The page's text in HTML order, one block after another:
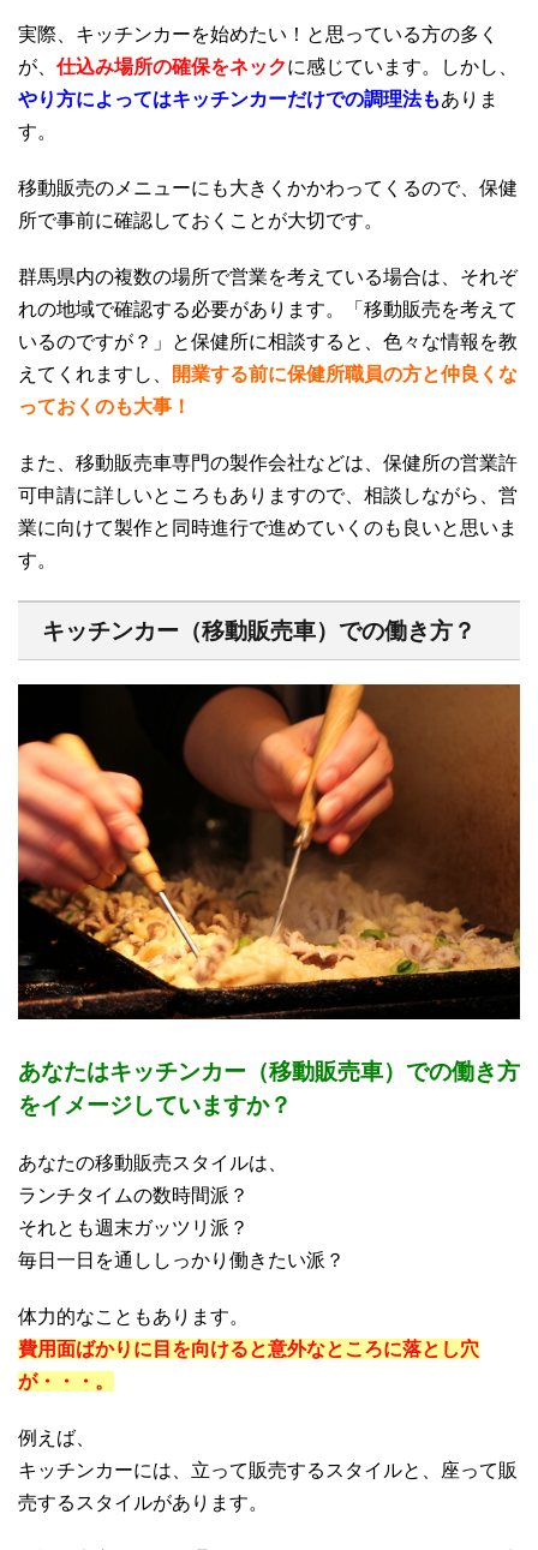
実際、キッチンカーを始めたい！と思っている方の多く
が、 仕込み場所の確保をネックに感じています。しかし、
やり方によってはキッチンカーだけでの調理法もありま
す。
移動販売のメニューにも大きくかかわってくるので、保健
所で事前に確認しておくことが大切です。
群馬県内の複数の場所で営業を考えている場合は、それぞ
れの地域で確認する必要があります。「移動販売を考えて
いるのですが？」と保健所に相談すると、色々な情報を教
えてくれますし、
開業する前に保健所職員の方と仲良くな
っておくのも大事！
また、移動販売車専門の製作会社などは、保健所の営業許
可申請に詳しいところもありますので、相談しながら、営
業に向けて製作と同時進行で進めていくのも良いと思いま
す。
キッチンカー（移動販売車）での働き方？
あなたはキッチンカー（移動販売車）での働き方
をイメージしていますか？
あなたの移動販売スタイルは、
ランチタイムの数時間派？
それとも週末ガッツリ派？
毎日一日を通ししっかり働きたい派？
体力的なこともあります。
費用面ばかりに目を向けると意外なところに落とし穴
が・・・。
例えば、
キッチンカーには、立って販売するスタイルと、座って販
売するスタイルがあります。